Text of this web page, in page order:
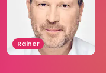
Rainer